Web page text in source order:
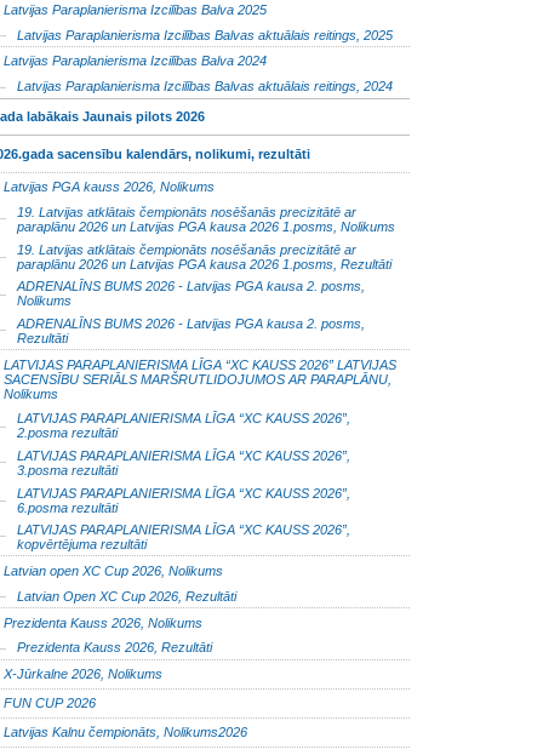
Latvijas Paraplanierisma Izcilības Balva 2025
Latvijas Paraplanierisma Izcilības Balvas aktuālais reitings, 2025
Latvijas Paraplanierisma Izcilības Balva 2024
Latvijas Paraplanierisma Izcilības Balvas aktuālais reitings, 2024
labākais Jaunais pilots 2026
sacensību kalendārs, nolikumi, rezultāti
Latvijas PGA kauss 2026, Nolikums
19. Latvijas atklātais čempionāts nosēšanās precizitātē ar
paraplānu 2026 un Latvijas PGA kausa 2026 1.posms, Nolikums
19. Latvijas atklātais čempionāts nosēšanās precizitātē ar
paraplānu 2026 un Latvijas PGA kausa 2026 1.posms, Rezultāti
ADRENALĪNS BUMS 2026 - Latvijas PGA kausa 2. posms,
Nolikums
ADRENALĪNS BUMS 2026 - Latvijas PGA kausa 2. posms,
Rezultāti
LATVIJAS PARAPLANIERISMA LĪGA “XC KAUSS 2026” LATVIJAS
SACENSĪBU SERIĀLS MARŠRUTLIDOJUMOS AR PARAPLĀNU,
Nolikums
LATVIJAS PARAPLANIERISMA LĪGA “XC KAUSS 2026”,
2.posma rezultāti
LATVIJAS PARAPLANIERISMA LĪGA “XC KAUSS 2026”,
3.posma rezultāti
LATVIJAS PARAPLANIERISMA LĪGA “XC KAUSS 2026”,
6.posma rezultāti
LATVIJAS PARAPLANIERISMA LĪGA “XC KAUSS 2026”,
kopvērtējuma rezultāti
Latvian open XC Cup 2026, Nolikums
Latvian Open XC Cup 2026, Rezultāti
Prezidenta Kauss 2026, Nolikums
Prezidenta Kauss 2026, Rezultāti
X-Jūrkalne 2026, Nolikums
FUN CUP 2026
Latvijas Kalnu čempionāts, Nolikums2026